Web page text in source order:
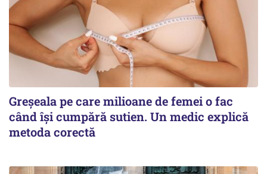
Greșeala pe care milioane de femei o fac
când își cumpără sutien. Un medic explică
metoda corectă